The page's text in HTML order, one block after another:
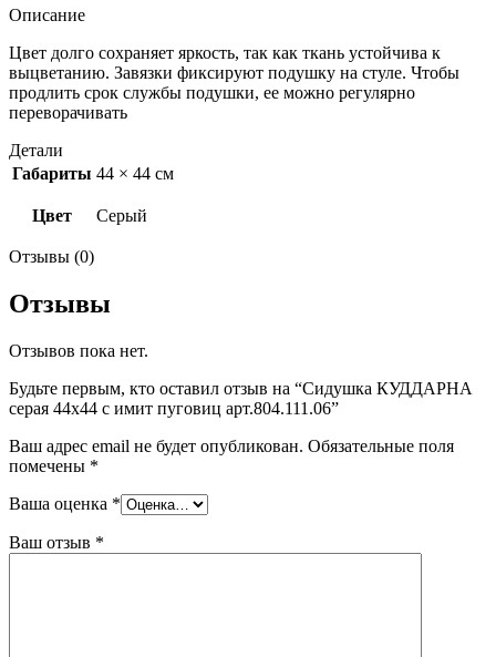
Описание
Цвет долго сохраняет яркость, так как ткань устойчива к
выцветанию. Завязки фиксируют подушку на стуле. Чтобы
продлить срок службы подушки, ее можно регулярно
переворачивать
Детали
Габариты 44 × 44 см
Цвет Серый
Отзывы (0)
Отзывы
Отзывов пока нет.
Будьте первым, кто оставил отзыв на “Сидушка КУДДАРНА
серая 44х44 с имит пуговиц арт.804.111.06”
Ваш адрес email не будет опубликован. Обязательные поля
помечены *
Ваша оценка *
Ваш отзыв *